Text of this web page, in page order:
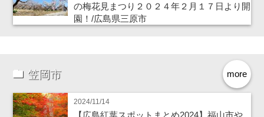
の梅花見まつり２０２４年２月１７日より開
園！/広島県三原市
more
笠岡市
2024/11/14